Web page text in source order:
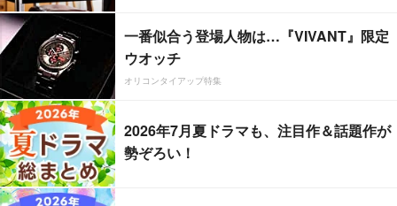
一番似合う登場人物は…『VIVANT』限定
ウオッチ
オリコンタイアップ特集
2026年7月夏ドラマも、注目作＆話題作が
勢ぞろい！